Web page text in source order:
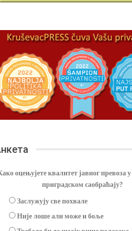
оцењујете квалитет јавног превоза
приградском саобраћају?
Заслужују све похвале
Није лоше али може и боље